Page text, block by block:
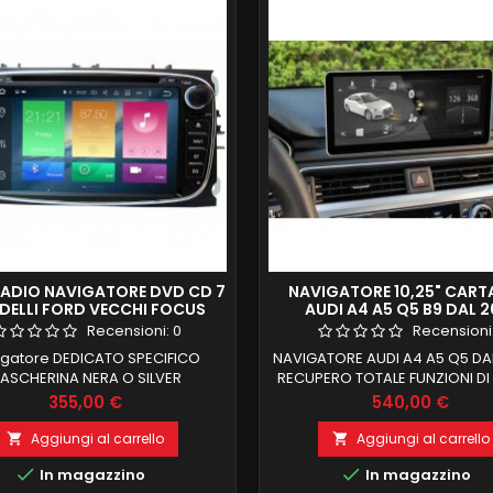
NAVIGATORE DVD CD 7
FORD VECCHI FOCUS
9.0 4G FULL HD DAB
KJD
Recensioni: 0
DEDICATO SPECIFICO
NERA O SILVER
6,5 POLLICI CON CD DVD
AI COMANDI AL VOLANTE E
DI BORDO MODELLI FORD
PIU FORD KUGA CON
OVALE NERO O SILVER
Prezzo
355,00 €
 Aggiungi al carrello
 In magazzino
NAVIGATORE 10,25"
AUDI A4 A5 Q5 B9 DAL
ANDROID 10 4 GB RAM 64
4G SIM CARPLAY E
Recensioni:
NAVIGATORE AUDI A4 A5 Q5
RECUPERO TOTALE FUNZIONI
ANDROID 13 OCTACORE
RECUPERO TOTALE FUNZIONI DI
ANDROID 13 OCTACORE 10,25, 4
64 GB ROM INTERNET
ANDROID AUTO INTEGRATI
Prezzo
540,00 €
 Aggiungi al carrello
 In magazzino